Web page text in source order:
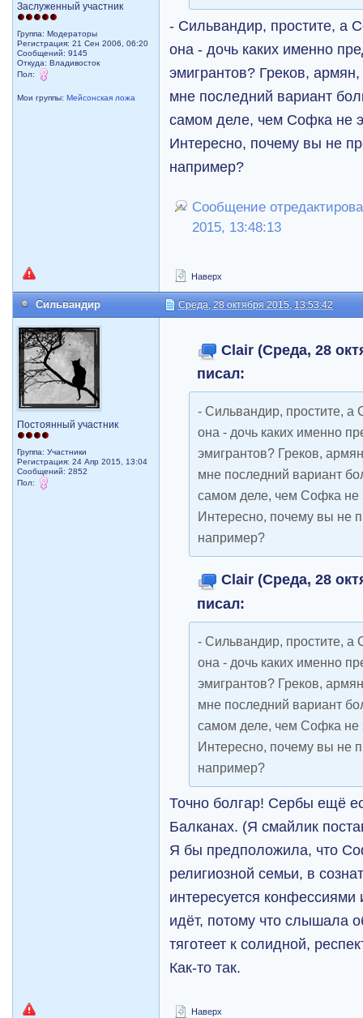
Заслуженный участник
Группа: Модераторы
Регистрация: 21 Сен 2006, 06:20
Сообщений: 9145
Откуда: Владивосток
Пол:
Мои группы:Мейсонская ложа
- Сильвандир, простите, а
она - дочь каких именно
эмигрантов? Греков,
мне последний вариант
самом деле, чем Софка не
Интересно, почему вы не
например?
Сообщение
2015, 13:48:13
Наверх
Сильвандир Среда, 28 октября 2015, 13:53:42
Постоянный участник
Группа: Участники
Регистрация: 24 Апр 2015, 13:04
Сообщений: 2852
Пол:
Clair (Среда, 28
писал:
- Сильвандир, простите, а
она - дочь каких именно
эмигрантов? Греков,
мне последний вариант
самом деле, чем Софка не
Интересно, почему вы не
например?
Clair (Среда, 28
писал:
- Сильвандир, простите, а
она - дочь каких именно
эмигрантов? Греков,
мне последний вариант
самом деле, чем Софка не
Интересно, почему вы не
например?
Точно болгар! Сербы ещё
Балканах. (Я смайлик
Я бы предположила, что
религиозной семьи, в
интересуется конфессиями
идёт, потому что слышала
тяготеет к солидной,
Как-то так.
Наверх